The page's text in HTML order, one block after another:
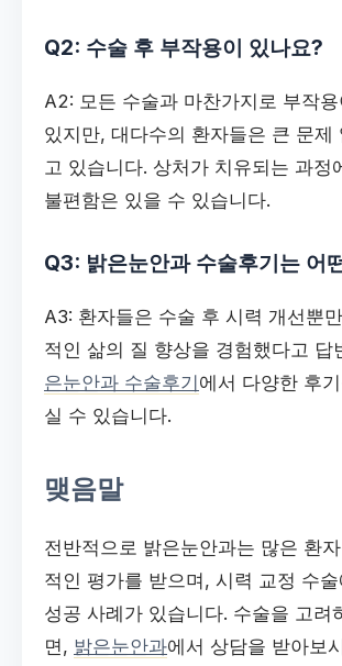
Q2: 수술 후 부작용이 있나요?
A2: 모든 수술과 마찬가지로 부작
있지만, 대다수의 환자들은 큰 문제
고 있습니다. 상처가 치유되는 과정
불편함은 있을 수 있습니다.
Q3: 밝은눈안과 수술후기는 어
A3: 환자들은 수술 후 시력 개선뿐
적인 삶의 질 향상을 경험했다고 답
은눈안과 수술후기에서 다양한 후
실 수 있습니다.
맺음말
전반적으로 밝은눈안과는 많은 환
적인 평가를 받으며, 시력 교정 수
성공 사례가 있습니다. 수술을 고려
면, 밝은눈안과에서 상담을 받아보